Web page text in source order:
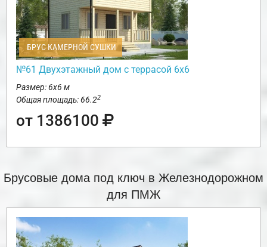
БРУС КАМЕРНОЙ СУШКИ
№61 Двухэтажный дом с террасой 6х6
Размер: 6х6 м
Общая площадь: 66.22
от 1386100
Брусовые дома под ключ в Железнодорожном
для ПМЖ